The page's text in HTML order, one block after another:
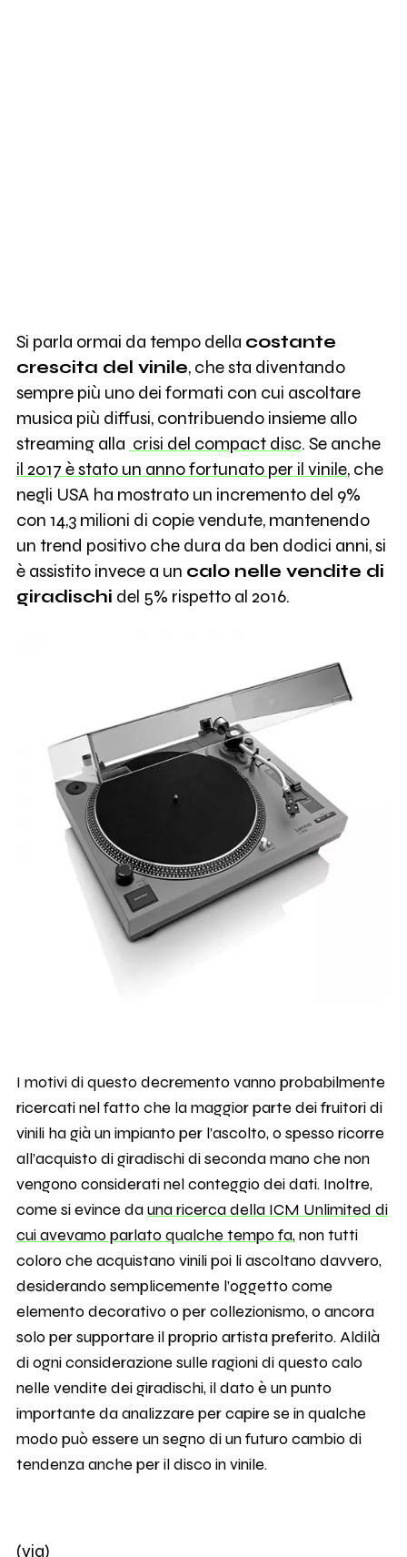
Si parla ormai da tempo della costante
crescita del vinile, che sta diventando
sempre più uno dei formati con cui ascoltare
musica più diffusi, contribuendo insieme allo
streaming alla crisi del compact disc. Se anche
il 2017 è stato un anno fortunato per il vinile, che
negli USA ha mostrato un incremento del 9%
con 14,3 milioni di copie vendute, mantenendo
un trend positivo che dura da ben dodici anni, si
è assistito invece a un calo nelle vendite di
giradischi del 5% rispetto al 2016.
I motivi di questo decremento vanno probabilmente
ricercati nel fatto che la maggior parte dei fruitori di
vinili ha già un impianto per l’ascolto, o spesso ricorre
all’acquisto di giradischi di seconda mano che non
vengono considerati nel conteggio dei dati. Inoltre,
come si evince dauna ricerca della ICM Unlimited di
cui avevamo parlato qualche tempo fa, non tutti
coloro che acquistano vinili poi li ascoltano davvero,
desiderando semplicemente l’oggetto come
elemento decorativo o per collezionismo, o ancora
solo per supportare il proprio artista preferito. Aldilà
di ogni considerazione sulle ragioni di questo calo
nelle vendite dei giradischi, il dato è un punto
importante da analizzare per capire se in qualche
modo può essere un segno di un futuro cambio di
tendenza anche per il disco in vinile.
(via)